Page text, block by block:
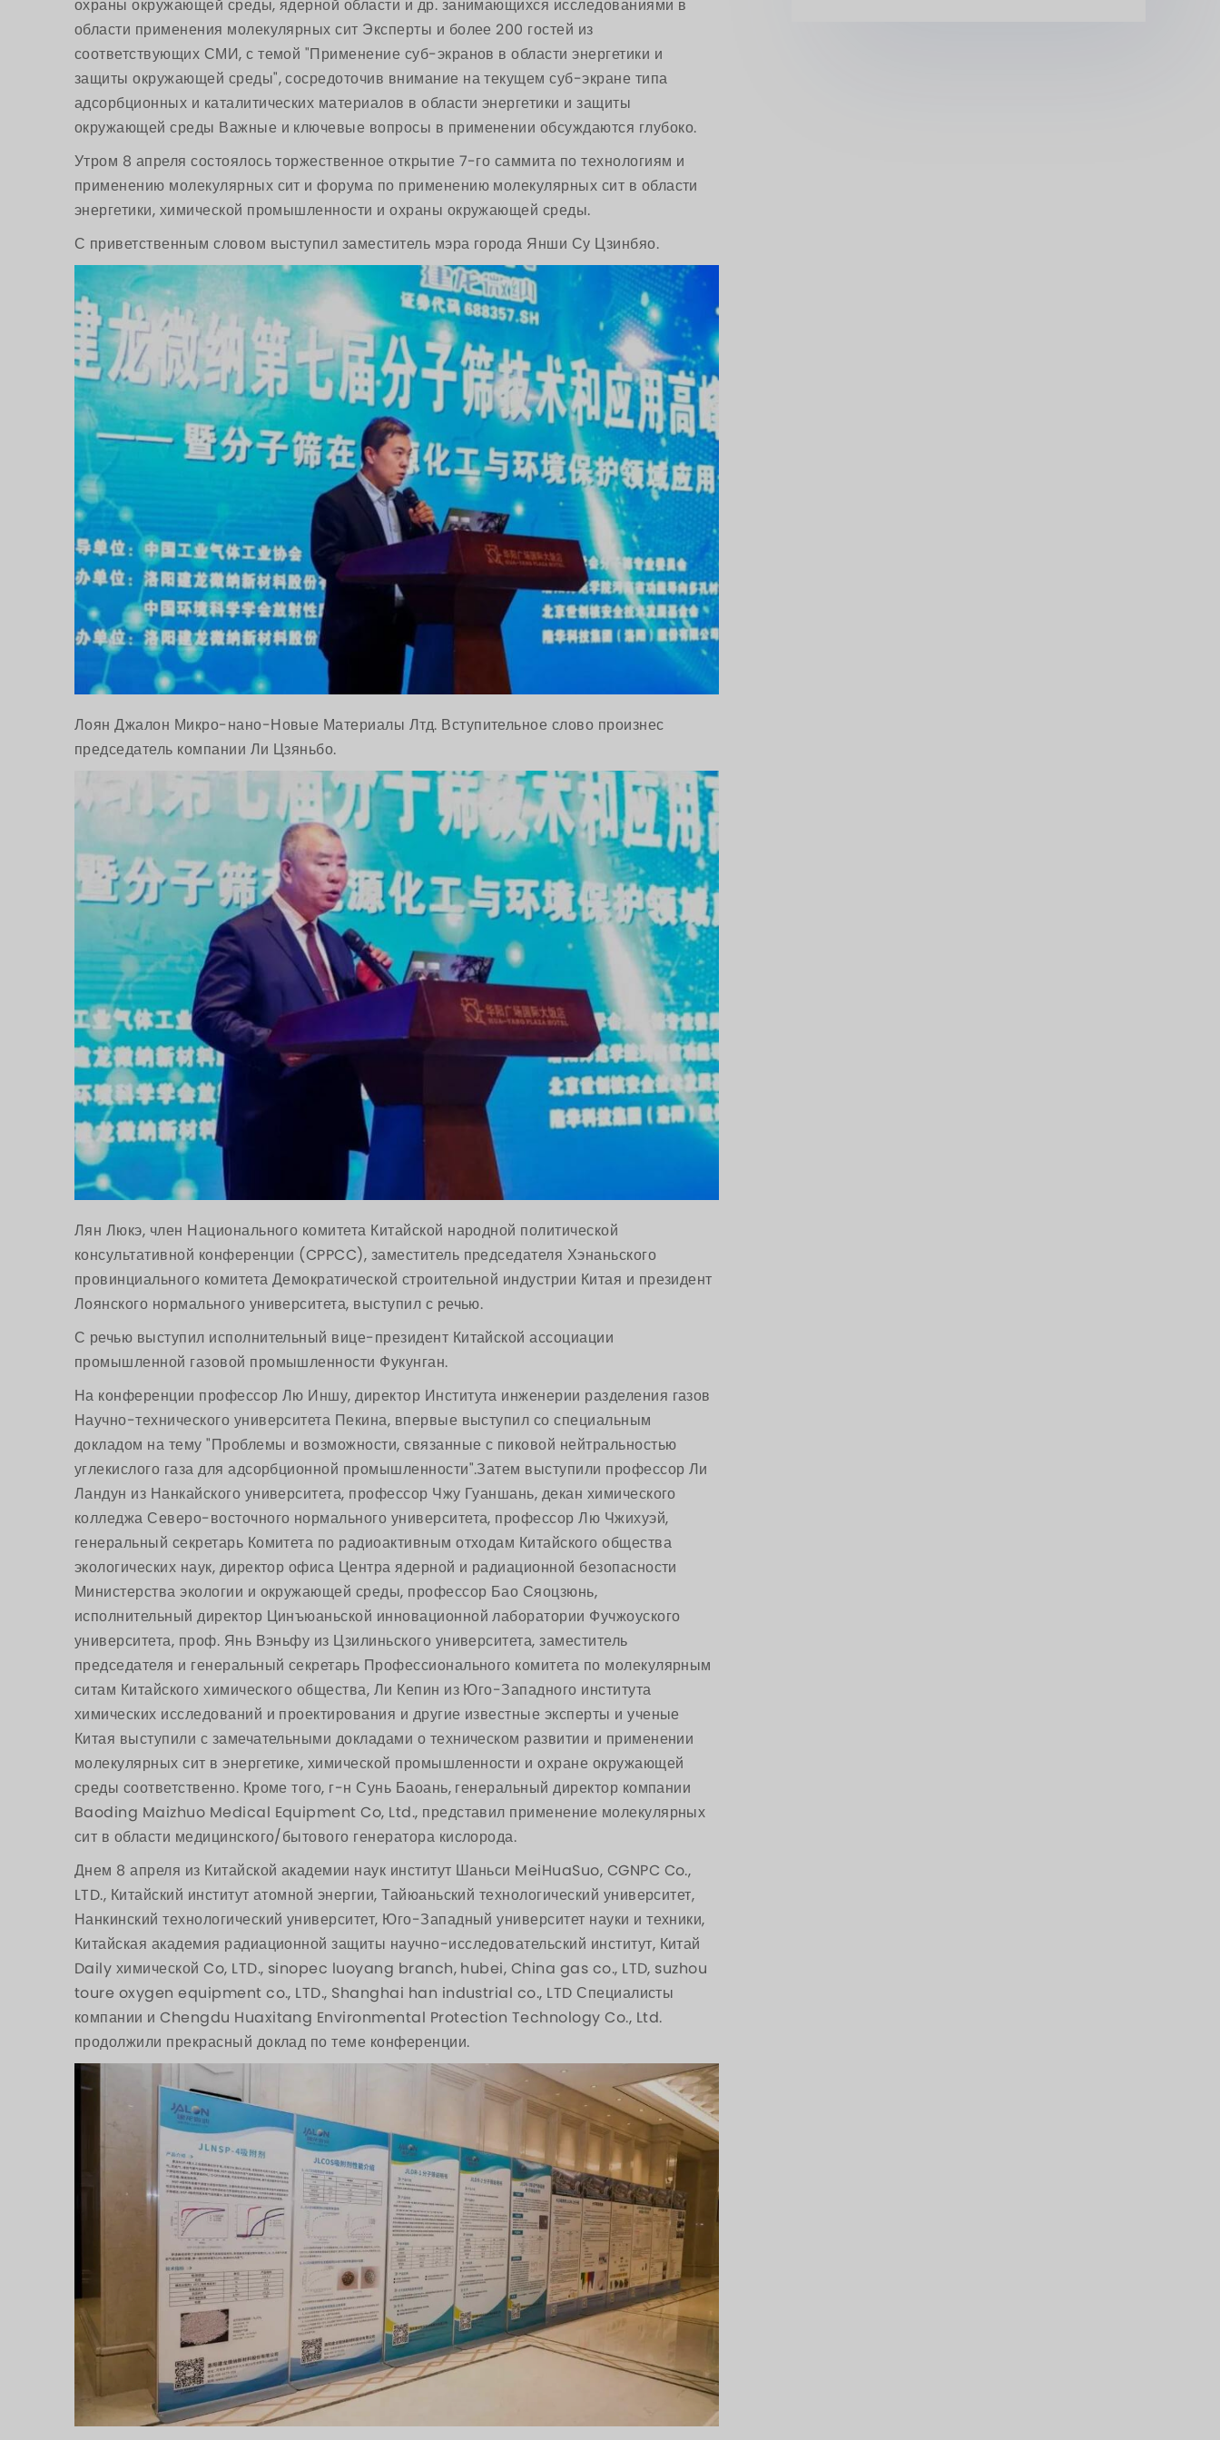
охраны окружающей среды, ядерной области и др. занимающихся исследованиями в
области применения молекулярных сит Эксперты и более 200 гостей из
соответствующих СМИ, с темой "Применение суб-экранов в области энергетики и
защиты окружающей среды", сосредоточив внимание на текущем суб-экране типа
адсорбционных и каталитических материалов в области энергетики и защиты
окружающей среды Важные и ключевые вопросы в применении обсуждаются глубоко.
Утром 8 апреля состоялось торжественное открытие 7-го саммита по технологиям и
применению молекулярных сит и форума по применению молекулярных сит в области
энергетики, химической промышленности и охраны окружающей среды.
С приветственным словом выступил заместитель мэра города Янши Су Цзинбяо.
Лоян Джалон Микро-нано-Новые Материалы Лтд. Вступительное слово произнес
председатель компании Ли Цзяньбо.
Лян Люкэ, член Национального комитета Китайской народной политической
консультативной конференции (CPPCC), заместитель председателя Хэнаньского
провинциального комитета Демократической строительной индустрии Китая и президент
Лоянского нормального университета, выступил с речью.
С речью выступил исполнительный вице-президент Китайской ассоциации
промышленной газовой промышленности Фукунган.
На конференции профессор Лю Иншу, директор Института инженерии разделения газов
Научно-технического университета Пекина, впервые выступил со специальным
докладом на тему "Проблемы и возможности, связанные с пиковой нейтральностью
углекислого газа для адсорбционной промышленности".Затем выступили профессор Ли
Ландун из Нанкайского университета, профессор Чжу Гуаншань, декан химического
колледжа Северо-восточного нормального университета, профессор Лю Чжихуэй,
генеральный секретарь Комитета по радиоактивным отходам Китайского общества
экологических наук, директор офиса Центра ядерной и радиационной безопасности
Министерства экологии и окружающей среды, профессор Бао Сяоцзюнь,
исполнительный директор Цинъюаньской инновационной лаборатории Фучжоуского
университета, проф. Янь Вэньфу из Цзилиньского университета, заместитель
председателя и генеральный секретарь Профессионального комитета по молекулярным
ситам Китайского химического общества, Ли Кепин из Юго-Западного института
химических исследований и проектирования и другие известные эксперты и ученые
Китая выступили с замечательными докладами о техническом развитии и применении
молекулярных сит в энергетике, химической промышленности и охране окружающей
среды соответственно. Кроме того, г-н Сунь Баоань, генеральный директор компании
Baoding Maizhuo Medical Equipment Co, Ltd., представил применение молекулярных
сит в области медицинского/бытового генератора кислорода.
Днем 8 апреля из Китайской академии наук институт Шаньси MeiHuaSuo, CGNPC Co.,
LTD., Китайский институт атомной энергии, Тайюаньский технологический университет,
Нанкинский технологический университет, Юго-Западный университет науки и техники,
Китайская академия радиационной защиты научно-исследовательский институт, Китай
Daily химической Co, LTD., sinopec luoyang branch, hubei, China gas co., LTD, suzhou
toure oxygen equipment co., LTD., Shanghai han industrial co., LTD Специалисты
компании и Chengdu Huaxitang Environmental Protection Technology Co., Ltd.
продолжили прекрасный доклад по теме конференции.